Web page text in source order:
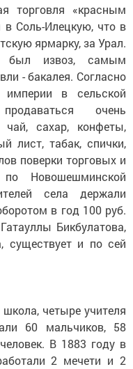
торговля «красным
в Соль-Илецкую, что в
ярмарку, за Урал.
был извоз, самым
- бакалея. Согласно
империи в сельской
очень
чай, сахар, конфеты,
лист, табак, спички,
поверки торговых и
Новошешминской
села держали
в год 100 руб.
Бикбулатова,
существует и по сей
четыре учителя
60 мальчиков, 58
В 1883 году в
2 мечети и 2